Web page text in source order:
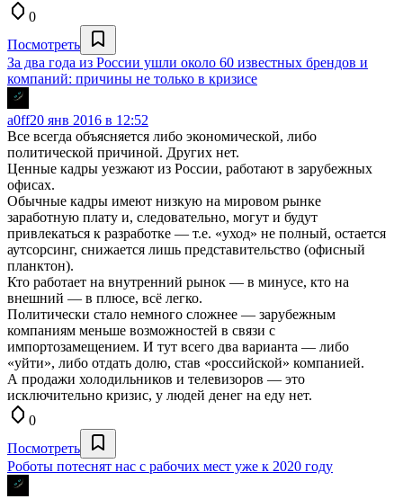
0
Посмотреть
За два года из России ушли около 60 известных брендов и
компаний: причины не только в кризисе
a0ff20 янв 2016 в 12:52
Все всегда объясняется либо экономической, либо
политической причиной. Других нет.
Ценные кадры уезжают из России, работают в зарубежных
офисах.
Обычные кадры имеют низкую на мировом рынке
заработную плату и, следовательно, могут и будут
привлекаться к разработке — т.е. «уход» не полный, остается
аутсорсинг, снижается лишь представительство (офисный
планктон).
Кто работает на внутренний рынок — в минусе, кто на
внешний — в плюсе, всё легко.
Политически стало немного сложнее — зарубежным
компаниям меньше возможностей в связи с
импортозамещением. И тут всего два варианта — либо
«уйти», либо отдать долю, став «российской» компанией.
А продажи холодильников и телевизоров — это
исключительно кризис, у людей денег на еду нет.
0
Посмотреть
Роботы потеснят нас с рабочих мест уже к 2020 году